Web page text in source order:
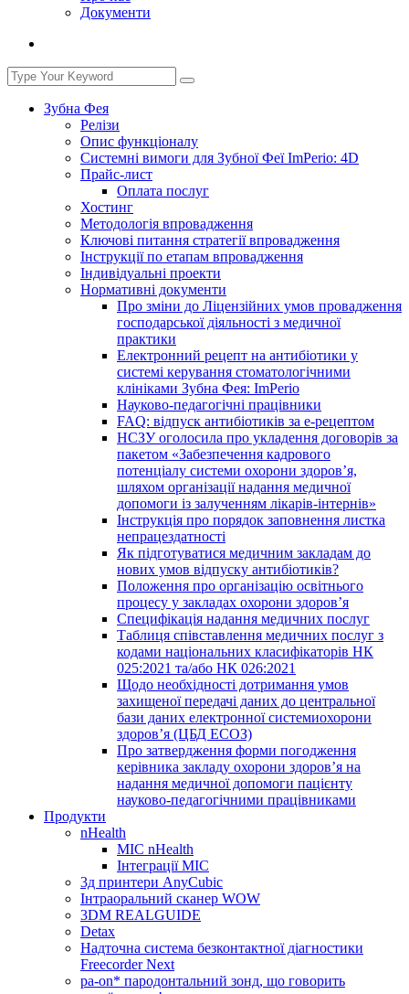
Документи
Зубна Фея
Релізи
Опис функціоналу
Системні вимоги для Зубної Феї ImPerio: 4D
Прайс-лист
Оплата послуг
Хостинг
Методологія впровадження
Ключові питання стратегії впровадження
Інструкції по етапам впровадження
Індивідуальні проекти
Нормативні документи
Про зміни до Ліцензійних умов провадження
господарської діяльності з медичної
практики
Електронний рецепт на антибіотики у
системі керування стоматологічними
клініками Зубна Фея: ImPerio
Науково-педагогічні працівники
FAQ: відпуск антибіотиків за е-рецептом
НСЗУ оголосила про укладення договорів за
пакетом «Забезпечення кадрового
потенціалу системи охорони здоров’я,
шляхом організації надання медичної
допомоги із залученням лікарів-інтернів»
Інструкція про порядок заповнення листка
непрацездатності
Як підготуватися медичним закладам до
нових умов відпуску антибіотиків?
Положення про організацію освітнього
процесу у закладах охорони здоров’я
Специфікація надання медичних послуг
Таблиця співставлення медичних послуг з
кодами національних класифікаторів НК
025:2021 та/або НК 026:2021
Щодо необхідності дотримання умов
захищеної передачі даних до центральної
бази даних електронної системиохорони
здоров’я (ЦБД ЕСОЗ)
Про затвердження форми погодження
керівника закладу охорони здоров’я на
надання медичної допомоги пацієнту
науково-педагогічними працівниками
Продукти
nHealth
МІС nHealth
Інтеграції МІС
3д принтери AnyCubic
Інтраоральний сканер WOW
3DM REALGUIDE
Detax
Надточна система безконтактної діагностики
Freecorder Next
pa-on* пародонтальний зонд, що говорить